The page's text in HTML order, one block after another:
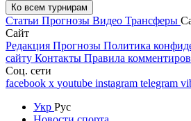
Ко всем турнирам
Статьи Прогнозы Видео Трансферы
Сайт
Редакция Прогнозы Политика
сайту Контакты Правила
Соц. сети
facebook x youtube instagram telegram
Укр Рус